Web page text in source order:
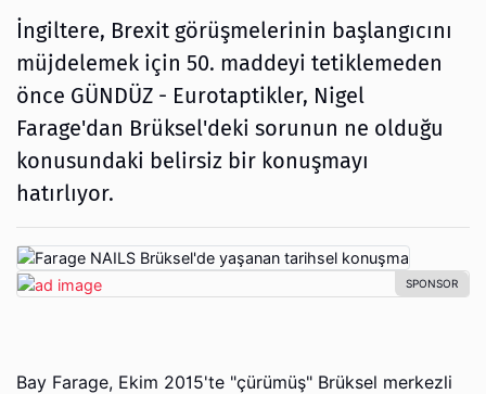
İngiltere, Brexit görüşmelerinin başlangıcını
müjdelemek için 50. maddeyi tetiklemeden
önce GÜNDÜZ - Eurotaptikler, Nigel
Farage'dan Brüksel'deki sorunun ne olduğu
konusundaki belirsiz bir konuşmayı
hatırlıyor.
Bay Farage, Ekim 2015'te "çürümüş" Brüksel merkezli